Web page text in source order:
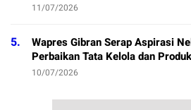
11/07/2026
5.
Wapres Gibran Serap Aspirasi
Perbaikan Tata Kelola dan
10/07/2026